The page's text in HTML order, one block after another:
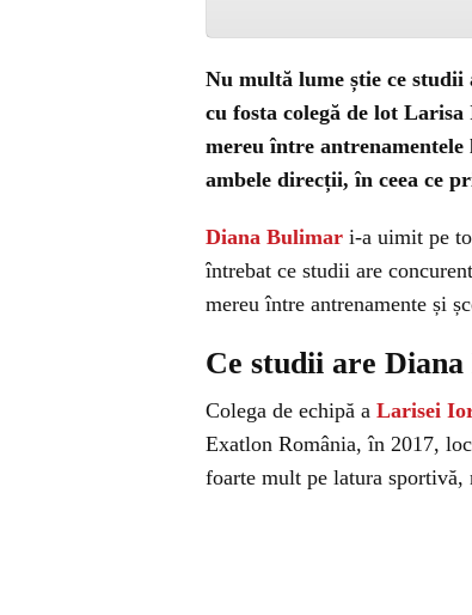
Nu multă lume știe ce studii
cu fosta colegă de lot
mereu între
ambele direcții, în ceea ce
Diana Bulimar i-a uimit pe
întrebat ce studii are
mereu între antrenamente și
Ce studii are
Colega de echipă a Larisei
Exatlon România, în 2017,
foarte mult pe latura sportivă,